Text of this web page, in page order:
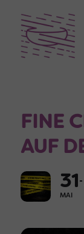
FINE
AUF
31
MAI